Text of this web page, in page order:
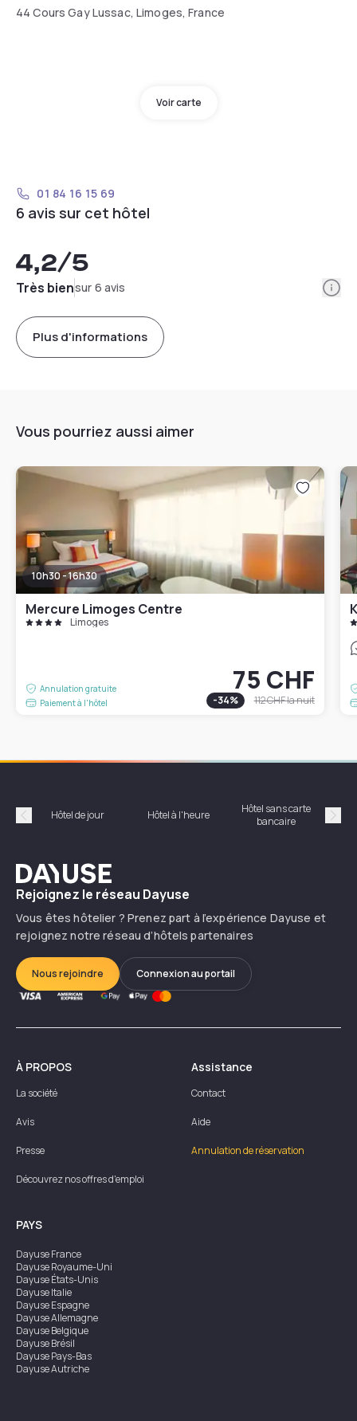
44 Cours Gay Lussac, Limoges, France
Voir carte
01 84 16 15 69
6 avis sur cet hôtel
4,2/5
Très biensur 6 avis
Plus d'informations
Vous pourriez aussi aimer
10h30 - 16h30
Mercure Limoges Centre
Limoges
Annulation gratuite
Paiement à l'hôtel
75 CHF
-34% 112 CHFla nuit
Précédent
Hôtel de jour Hôtel à l'heure
Hôtel sans carte
bancaire
Dayuse
Rejoignez le réseau Dayuse
Vous êtes hôtelier ? Prenez part à l’expérience Dayuse et
rejoignez notre réseau d’hôtels partenaires
Nous rejoindre Connexion au portail
À PROPOS
La société
Avis
Presse
Découvrez nos offres d'emploi
Assistance
Contact
Aide
Annulation de réservation
PAYS
DayuseFrance
DayuseRoyaume-Uni
DayuseÉtats-Unis
DayuseItalie
DayuseEspagne
DayuseAllemagne
DayuseBelgique
DayuseBrésil
DayusePays-Bas
DayuseAutriche